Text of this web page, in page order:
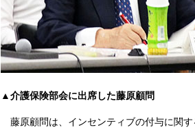
▲介護保険部会に出席した藤原顧問
藤原顧問は、インセンティブの付与に関